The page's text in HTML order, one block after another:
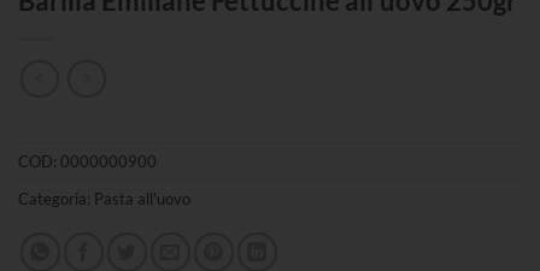
COD: 0000000900
Categoria: Pasta all'uovo